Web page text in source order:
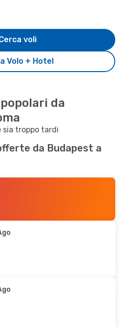
Volo + Hotel
voli
da
sia troppo tardi
da Budapest a